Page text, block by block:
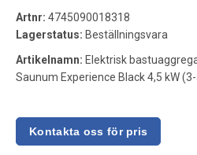
Artnr: 4745090018318
Lagerstatus: Beställningsvara
Artikelnamn: Elektrisk
Saunum Experience Black 4,5 kW